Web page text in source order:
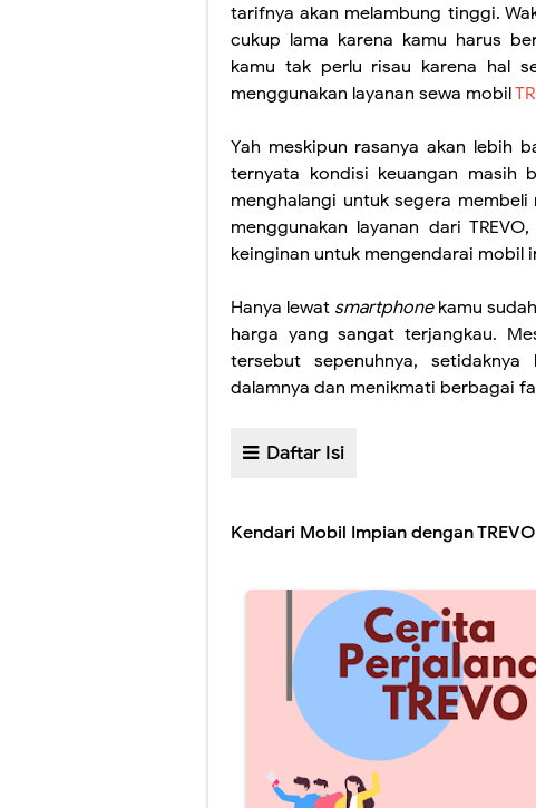
tarifnya akan melambung tinggi.
cukup lama karena kamu harus
kamu tak perlu risau karena hal
menggunakan layanan sewa mobil
Yah meskipun rasanya akan lebih
ternyata kondisi keuangan masih
menghalangi untuk segera
menggunakan layanan dari
keinginan untuk mengendarai mobil
Hanya lewat smartphone kamu
harga yang sangat terjangkau.
tersebut sepenuhnya,
dalamnya dan menikmati berbagai
Daftar Isi
Kendari Mobil Impian dengan